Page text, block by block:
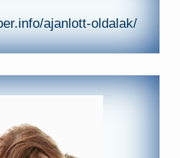
ajanlott-oldalak/